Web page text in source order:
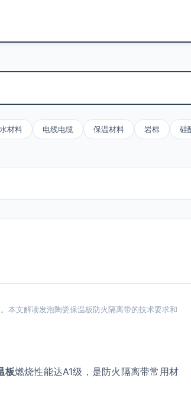
材料 电线电缆 保温材料 岩棉 硅
本文解读发泡陶瓷保温板防火隔离带的技术要求和
板燃烧性能达A1级，是防火隔离带常用材